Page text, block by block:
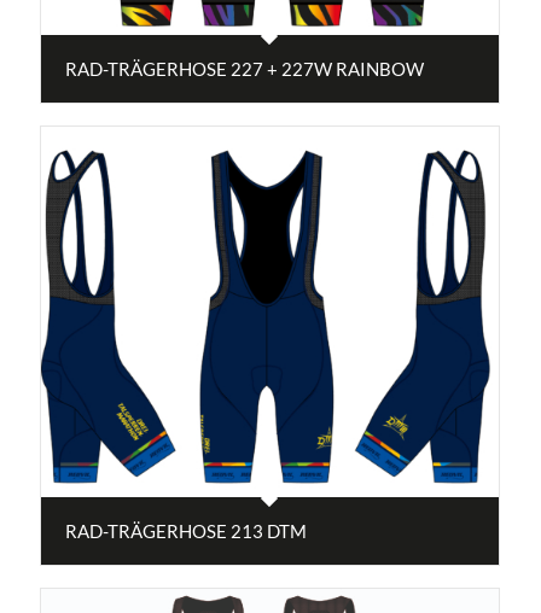
RAD-TRÄGERHOSE 227 + 227W RAINBOW
RAD-TRÄGERHOSE 213 DTM